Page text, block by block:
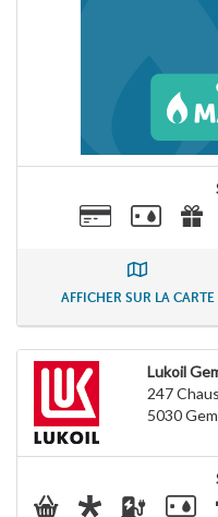
AFFICHER SUR LA CARTE
Lukoil
247
5030